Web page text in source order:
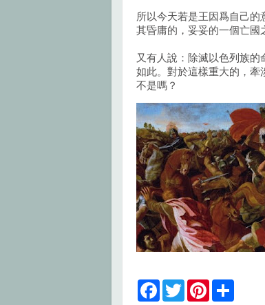
所以今天若是王因爲自己
其昏庸的，妥妥的一個亡國
又有人說：除滅以色列族
如此。對於這樣重大的，牽
不是嗎？
F
T
w
P